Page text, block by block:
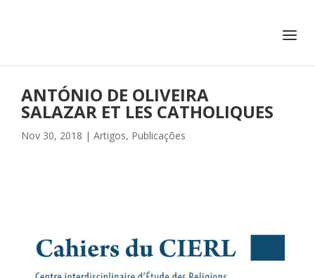
ANTÓNIO DE OLIVEIRA
SALAZAR ET LES CATHOLIQUES
Nov 30, 2018 | Artigos, Publicações